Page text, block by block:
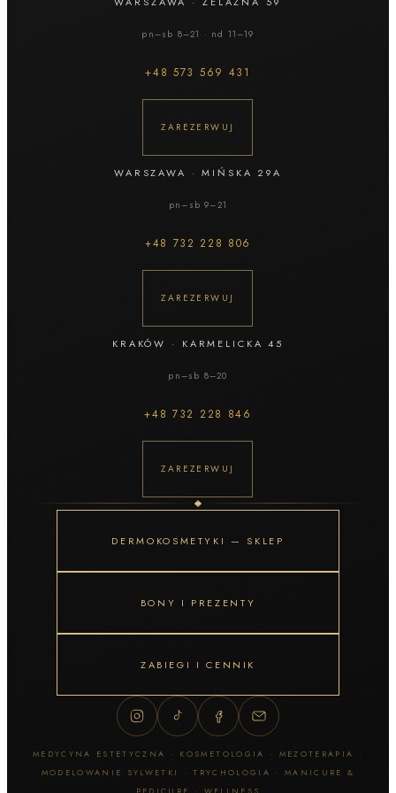
pn–sb 8–21 · nd 11–19
+48573 569 431
ZAREZERWUJ
WARSZAWA ·MIŃSKA 29A
pn–sb 9–21
+48 732 228 806
ZAREZERWUJ
KRAKÓW · KARMELICKA 45
pn–sb 8–20
+48732 228 846
ZAREZERWUJ
DERMOKOSMETYKI — SKLEP
BONY I PREZENTY
ZABIEGI I CENNIK
MEDYCYNA ESTETYCZNA · KOSMETOLOGIA · MEZOTERAPIA ·
MODELOWANIE SYLWETKI · TRYCHOLOGIA · MANICURE &
PEDICURE · WELLNESS